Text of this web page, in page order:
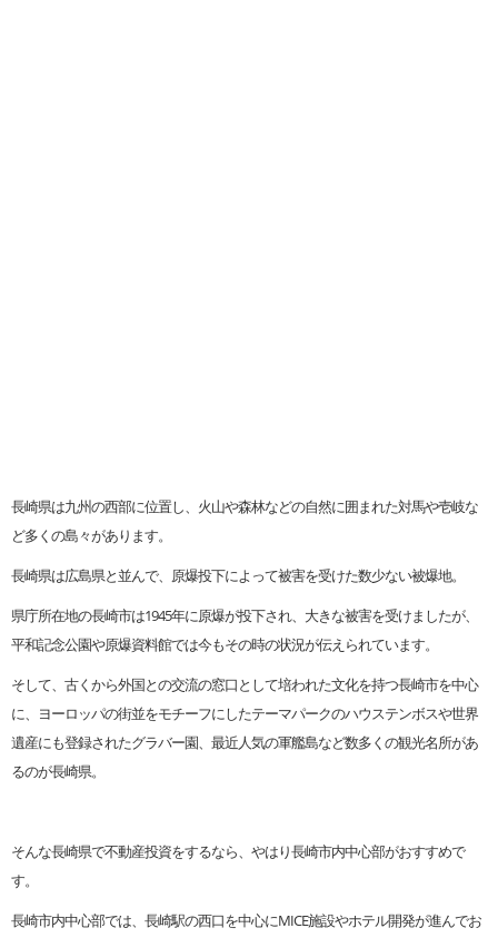
長崎県は九州の西部に位置し、火山や森林などの自然に囲まれた対馬や壱岐な
ど多くの島々があります。
長崎県は広島県と並んで、原爆投下によって被害を受けた数少ない被爆地。
県庁所在地の長崎市は1945年に原爆が投下され、大きな被害を受けましたが、
平和記念公園や原爆資料館では今もその時の状況が伝えられています。
そして、古くから外国との交流の窓口として培われた文化を持つ長崎市を中心
に、ヨーロッパの街並をモチーフにしたテーマパークのハウステンボスや世界
遺産にも登録されたグラバー園、最近人気の軍艦島など数多くの観光名所があ
るのが長崎県。
そんな長崎県で不動産投資をするなら、やはり長崎市内中心部がおすすめで
す。
長崎市内中心部では、長崎駅の西口を中心にMICE施設やホテル開発が進んでお